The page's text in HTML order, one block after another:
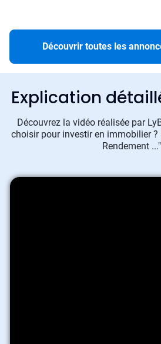
Découvrir toutes les
Explication
Découvrez la vidéo réalisée par
choisir pour investir en immobilier ?
Rendement ..."